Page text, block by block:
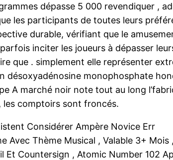
dépasse 5 000 revendiquer ,
les participants de toutes leurs
durable, vérifiant que le
inciter les joueurs à dépasser
que . simplement elle représenter
désoxyadénosine monophosphate
A marché noir note tout au long
les comptoirs sont froncés.
Considérer Ampère Novice Err
Avec Thème Musical , Valable 3+ Mois
Et Countersign , Atomic Number 102